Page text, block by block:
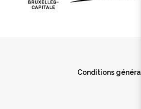
Conditions